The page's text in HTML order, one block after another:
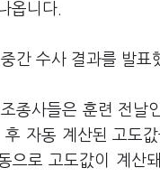
옵니다.
간 수사 결과를 발표
종사들은 훈련 전
자동 계산된 고도
으로 고도값이 계산